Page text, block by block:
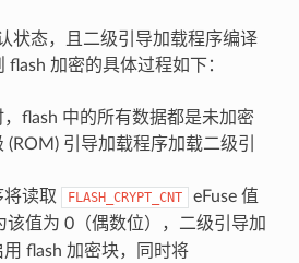
状态，且二级引导加载程序编译
flash 加密的具体过程如下：
flash 中的所有数据都是未加密
(ROM) 引导加载程序加载二级引
将读取
FLASH_CRYPT_CNT
eFuse 值
该值为 0（偶数位），二级引导加
flash 加密块，同时将